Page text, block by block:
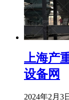
上海产
设备网
2024年2月3